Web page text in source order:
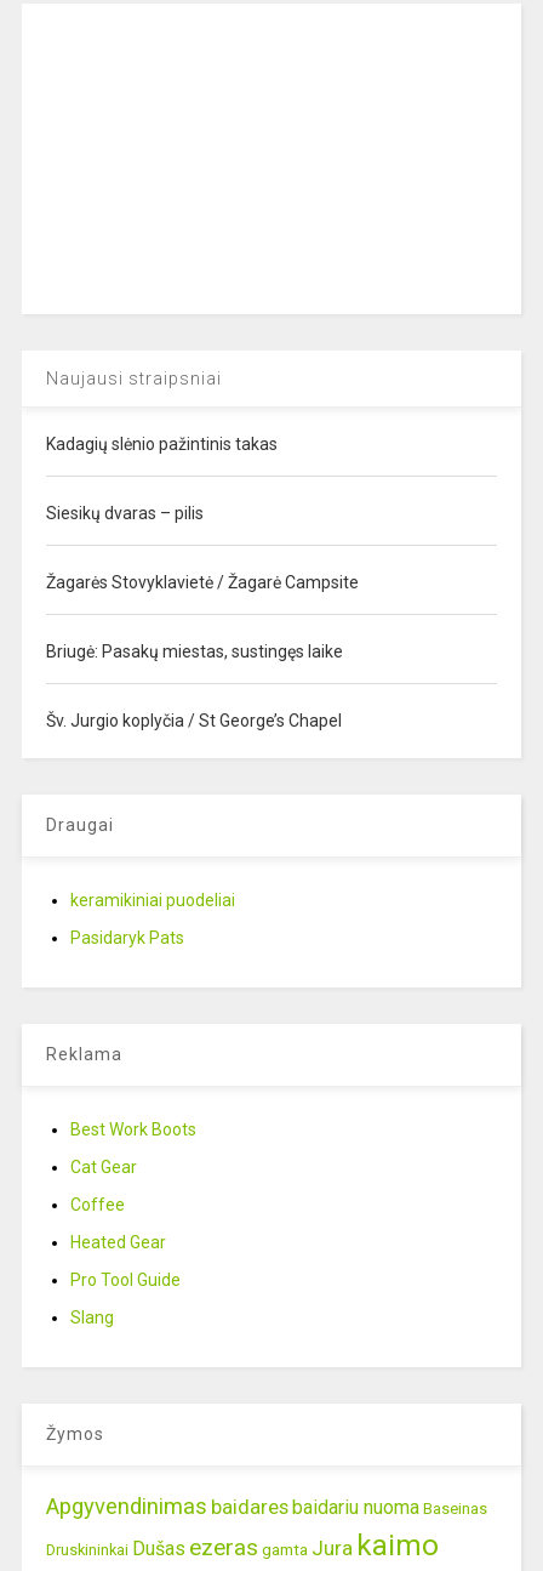
Naujausi straipsniai
Kadagių slėnio pažintinis takas
Siesikų dvaras – pilis
Žagarės Stovyklavietė / Žagarė Campsite
Briugė: Pasakų miestas, sustingęs laike
Šv. Jurgio koplyčia / St George’s Chapel
Draugai
keramikiniai puodeliai
Pasidaryk Pats
Reklama
Best Work Boots
Cat Gear
Coffee
Heated Gear
Pro Tool Guide
Slang
Žymos
Apgyvendinimas baidaresbaidariu nuoma Baseinas
Druskininkai Dušas ezeras gamta Jura kaimo